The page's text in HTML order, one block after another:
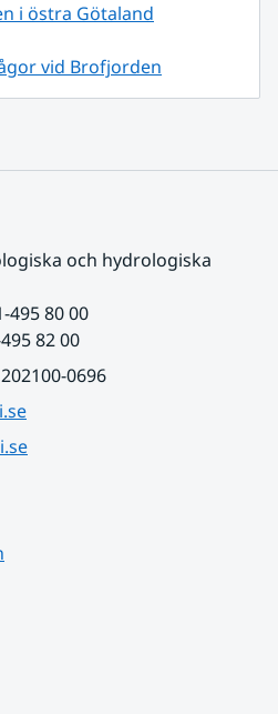
i östra Götaland
vid Brofjorden
och hydrologiska
495 80 00
82 00
0696